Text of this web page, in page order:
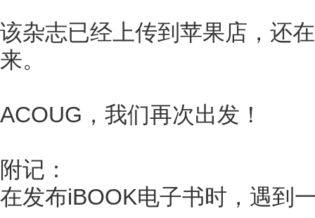
该杂志已经上传到苹果店，还
来。
ACOUG，我们再次出发！
附记：
在发布iBOOK电子书时，遇到